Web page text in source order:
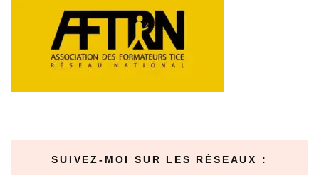
SUIVEZ-MOI SUR LES RÉSEAUX :